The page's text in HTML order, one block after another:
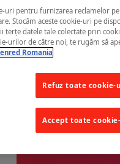
E-mail*
Sunt de acord
de prelucrare a
Sunt de acord să
personalizata
Am luat la
Puteți să vă
Dezabonare din
uri pentru furnizarea reclamelor
Stocăm aceste cookie-uri pe
terțe datele tale colectate prin
urilor de către noi, te rugăm să
Romania
Refuz toate cookie-
Accept toate